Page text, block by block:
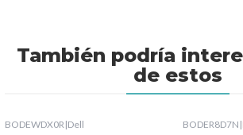
También podría
de estos
BODEWDX0R|Dell BODER8D7N |